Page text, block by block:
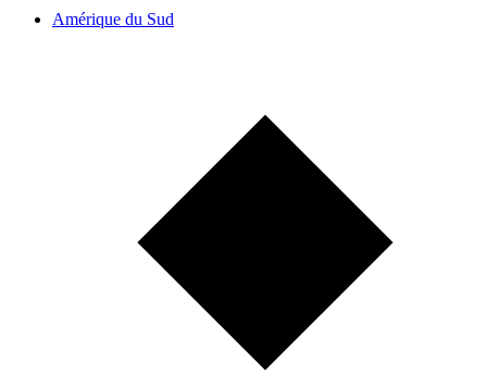
Amérique du Sud